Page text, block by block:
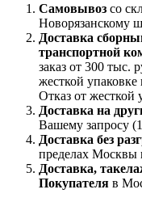
Самовывоз со
Новорязанскому
Доставка
транспортной
заказ от 300 тыс.
жесткой упаковке
Отказ от жесткой
Доставка на
Вашему запросу
Доставка без
пределах Москвы
Доставка,
Покупателя в